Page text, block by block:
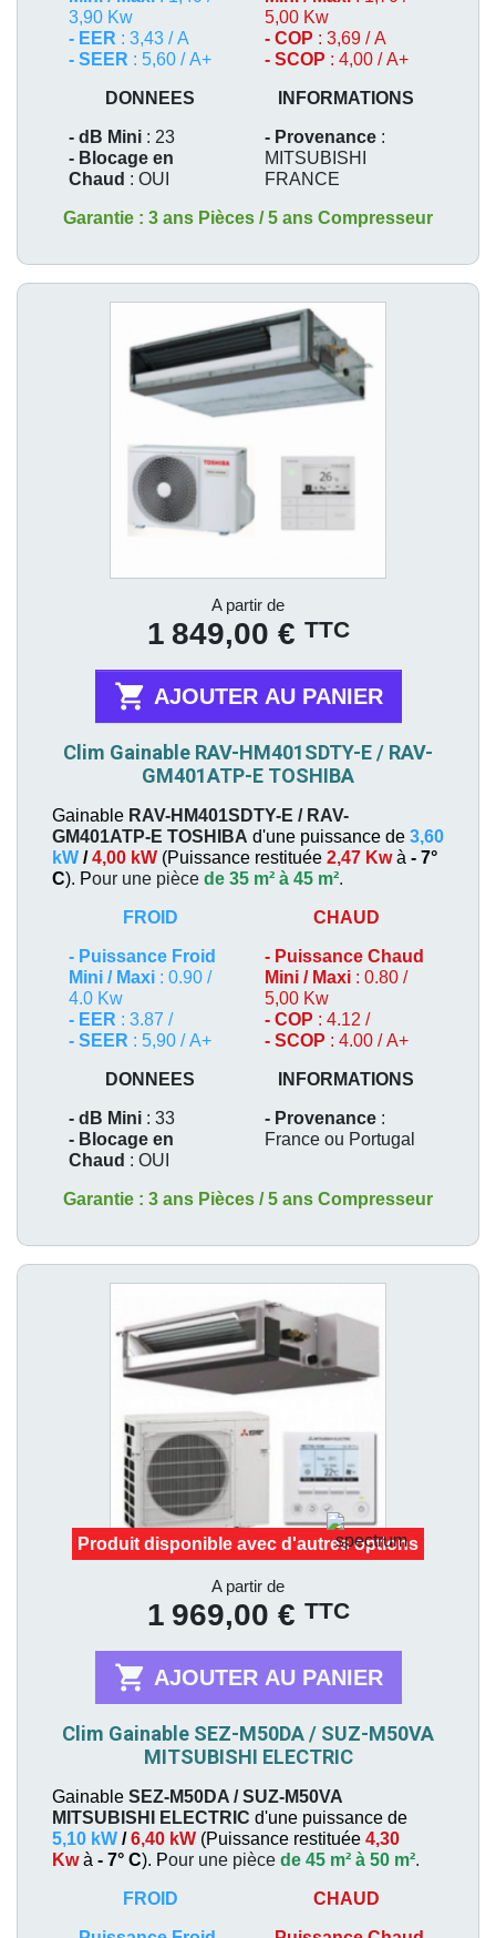
3,90 Kw
- EER : 3,43 / A
- SEER : 5,60 / A+
5,00 Kw
- COP : 3,69 / A
- SCOP : 4,00 / A+
DONNEES
- dB Mini : 23
- Blocage en
Chaud : OUI
INFORMATIONS
- Provenance :
MITSUBISHI
FRANCE
Garantie : 3 ans Pièces / 5 ans Compresseur
A partir de
1 849,00 € TTC
 AJOUTER AU PANIER
Clim Gainable RAV-HM401SDTY-E / RAV-
GM401ATP-E TOSHIBA
Gainable RAV-HM401SDTY-E / RAV-
GM401ATP-E TOSHIBA d'une puissance de 3,60
kW /4,00 kW (Puissance restituée 2,47 Kwà - 7°
C). Pour une pièce de 35 m² à 45 m².
FROID
- Puissance Froid
Mini / Maxi : 0.90 /
4.0 Kw
- EER : 3.87 /
- SEER : 5,90 / A+
CHAUD
- Puissance Chaud
Mini / Maxi : 0.80 /
5,00 Kw
- COP : 4.12 /
- SCOP : 4.00 / A+
DONNEES
- dB Mini : 33
- Blocage en
Chaud : OUI
INFORMATIONS
- Provenance :
France ou Portugal
Garantie : 3 ans Pièces / 5 ans Compresseur
Produit disponible avec d'autres options
A partir de
1 969,00 € TTC
 AJOUTER AU PANIER
Clim Gainable SEZ-M50DA / SUZ-M50VA
MITSUBISHI ELECTRIC
Gainable SEZ-M50DA / SUZ-M50VA
MITSUBISHI ELECTRIC d'une puissance de
5,10 kW /6,40 kW (Puissance restituée 4,30
Kwà - 7° C). Pour une pièce de 45 m² à 50 m².
FROID CHAUD